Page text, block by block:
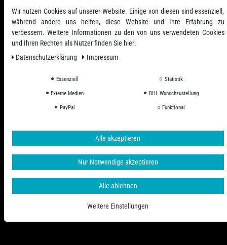
Wir nutzen Cookies auf unserer Website. Einige von diesen sind essenziell,
während andere uns helfen, diese Website und Ihre Erfahrung zu
verbessern. Weitere Informationen zu den von uns verwendeten Cookies
und Ihren Rechten als Nutzer finden Sie hier:
Daten­schutz­erklärung
Impressum
Essenziell Statistik
Externe Medien DHL Wunschzustellung
PayPal Funktional
Alle akzeptieren
Nur Notwendige akzeptieren
Alle ablehnen
Weitere Einstellungen